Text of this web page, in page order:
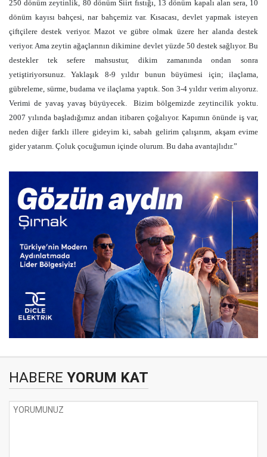
250 dönüm zeytinlik, 80 dönüm Siirt fıstığı, 13 dönüm kapalı alan sera, 10
dönüm kayısı bahçesi, nar bahçemiz var. Kısacası, devlet yapmak isteyen
çiftçilere destek veriyor. Mazot ve gübre olmak üzere her alanda destek
veriyor. Ama zeytin ağaçlarının dikimine devlet yüzde 50 destek sağlıyor. Bu
destekler tek sefere mahsustur, dikim zamanında ondan sonra
yetiştiriyorsunuz. Yaklaşık 8-9 yıldır bunun büyümesi için; ilaçlama,
gübreleme, sürme, budama ve ilaçlama yaptık. Son 3-4 yıldır verim alıyoruz.
Verimi de yavaş yavaş büyüyecek.
Bizim bölgemizde zeytincilik yoktu.
2007 yılında başladığımız andan itibaren çoğalıyor. Kapımın önünde iş var,
neden diğer farklı illere gideyim ki, sabah gelirim çalışırım, akşam evime
gider yatarım. Çoluk çocuğumun içinde olurum. Bu daha avantajlıdır.”
HABERE YORUM KAT